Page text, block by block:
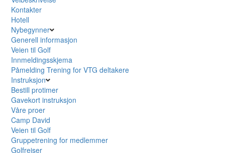
Kontakter
Hotell
Nybegynner
Generell informasjon
Veien til Golf
Innmeldingsskjema
Påmelding Trening for VTG deltakere
Instruksjon
Bestill protimer
Gavekort instruksjon
Våre proer
Camp David
Veien til Golf
Gruppetrening for medlemmer
Golfreiser